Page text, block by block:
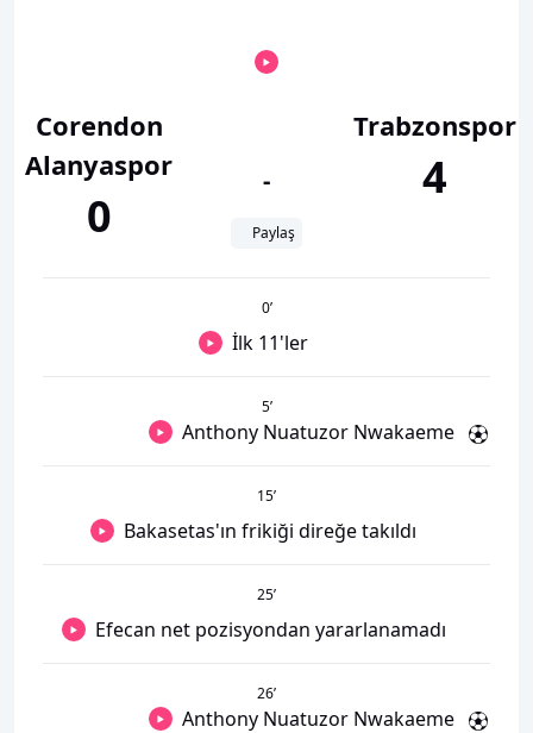
Corendon
Alanyaspor
0
-
Paylaş
Trabzonspor
4
0’
İlk 11'ler
5’
Anthony Nuatuzor Nwakaeme
15’
Bakasetas'ın frikiği direğe takıldı
25’
Efecan net pozisyondan yararlanamadı
26’
Anthony Nuatuzor Nwakaeme